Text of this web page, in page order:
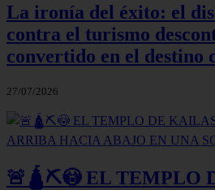
La ironía del éxito: el
contra el turismo
convertido en el destino
27/07/2026
🚨🛕⛏️😳 EL TEMPLO